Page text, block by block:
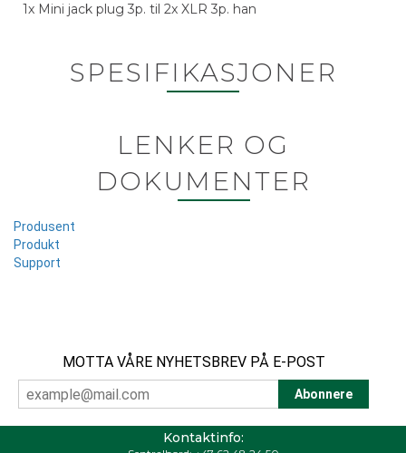
1x Mini jack plug 3p. til 2x XLR 3p. han
SPESIFIKASJONER
LENKER OG
DOKUMENTER
Produsent
Produkt
Support
MOTTA VÅRE NYHETSBREV PÅ E-POST
Kontaktinfo: